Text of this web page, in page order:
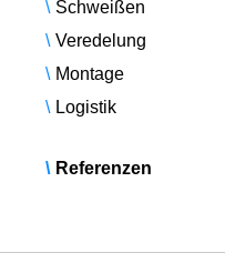
Schweißen
Veredelung
Montage
Logistik
Referenzen